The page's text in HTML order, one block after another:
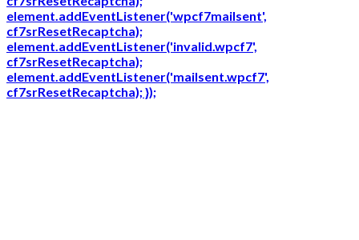
element.addEventListener('wpcf7mailsent',
cf7srResetRecaptcha);
element.addEventListener('invalid.wpcf7',
cf7srResetRecaptcha);
element.addEventListener('mailsent.wpcf7',
cf7srResetRecaptcha); });